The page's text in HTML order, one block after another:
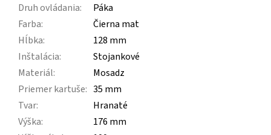
Druh ovládania:
Páka
Farba:
Čierna mat
Hĺbka:
128 mm
Inštalácia:
Stojankové
Materiál:
Mosadz
Priemer kartuše: 35 mm
Tvar:
Hranaté
Výška:
176 mm